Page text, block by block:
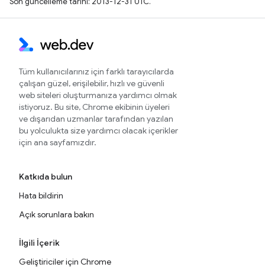
Tüm kullanıcılarınız için farklı tarayıcılarda
çalışan güzel, erişilebilir, hızlı ve güvenli
web siteleri oluşturmanıza yardımcı olmak
istiyoruz. Bu site, Chrome ekibinin üyeleri
ve dışarıdan uzmanlar tarafından yazılan
bu yolculukta size yardımcı olacak içerikler
için ana sayfamızdır.
Katkıda bulun
Hata bildirin
Açık sorunlara bakın
İlgili İçerik
Geliştiriciler için Chrome